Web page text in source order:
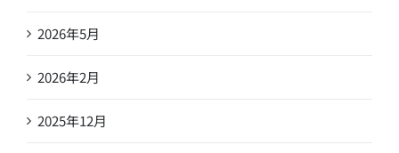
2026年5月
2026年2月
2025年12月